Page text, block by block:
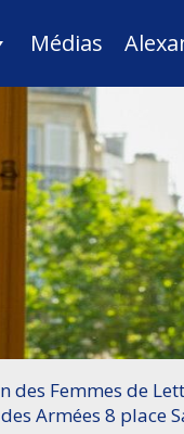
Médias
des Femmes de
Armées 8 place